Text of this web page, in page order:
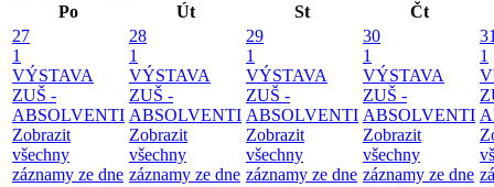
Po
Út St
Čt
27
1
VÝSTAVA
ZUŠ -
ABSOLVENTI
Zobrazit
všechny
záznamy ze dne
28
1
VÝSTAVA
ZUŠ -
ABSOLVENTI
Zobrazit
všechny
záznamy ze dne
29
1
VÝSTAVA
ZUŠ -
ABSOLVENTI
Zobrazit
všechny
záznamy ze dne
30
1
VÝSTAVA
ZUŠ -
ABSOLVENTI
Zobrazit
všechny
záznamy ze dne
1